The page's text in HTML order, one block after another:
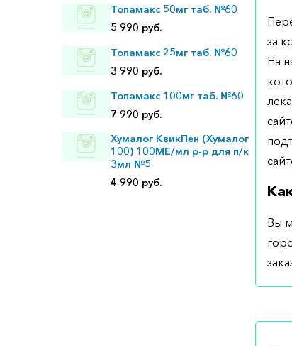
Топамакс 50мг таб. №60
5 990 руб.
Топамакс 25мг таб. №60
3 990 руб.
Топамакс 100мг таб. №60
7 990 руб.
Хумалог КвикПен (Хумалог
100) 100МЕ/мл р-р для п/к
3мл №5
4 990 руб.
за
На
Вы